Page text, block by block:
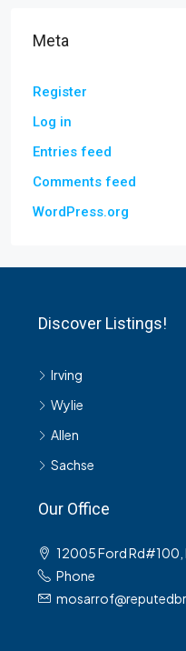
Meta
Register
Log in
Entries feed
Comments feed
WordPress.org
Discover Listings!
Irving
Wylie
Allen
Sachse
Our Office
12005 Ford Rd#100,
Phone